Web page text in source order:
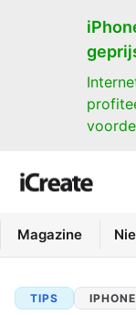
Magazine
TIPS